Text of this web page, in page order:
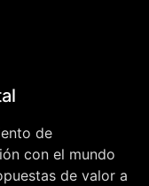
de
con el mundo
de valor a